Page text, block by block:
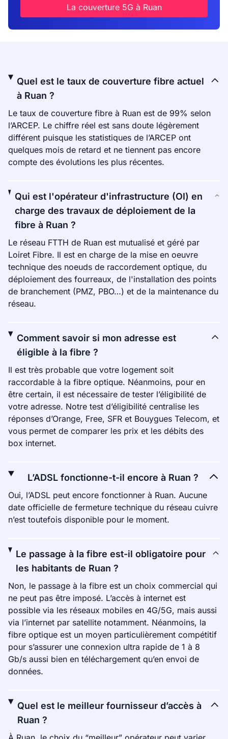
La couverture 5G à Ruan
Quel est le taux de couverture fibre actuel
à Ruan ?
Le taux de couverture fibre à Ruan est de 99% selon
l’ARCEP. Le chiffre réel est sans doute légèrement
différent puisque les statistiques de l’ARCEP ont
quelques mois de retard et ne tiennent pas encore
compte des évolutions les plus récentes.
Qui est l'opérateur d'infrastructure (OI) en
charge des travaux de déploiement de la
fibre à Ruan ?
Le réseau FTTH de Ruan est mutualisé et géré par
Loiret Fibre. Il est en charge de la mise en oeuvre
technique des noeuds de raccordement optique, du
déploiement des fourreaux, de l'installation des points
de branchement (PMZ, PBO…) et de la maintenance du
réseau.
Comment savoir si mon adresse est
éligible à la fibre ?
Il est très probable que votre logement soit
raccordable à la fibre optique. Néanmoins, pour en
être certain, il est nécessaire de tester l’éligibilité de
votre adresse. Notre test d’éligibilité centralise les
réponses d’Orange, Free, SFR et Bouygues Telecom, et
vous permet de comparer les prix et les débits des
box internet.
L’ADSL fonctionne-t-il encore à Ruan ?
Oui, l’ADSL peut encore fonctionner à Ruan. Aucune
date officielle de fermeture technique du réseau cuivre
n’est toutefois disponible pour le moment.
Le passage à la fibre est-il obligatoire pour
les habitants de Ruan ?
Non, le passage à la fibre est un choix commercial qui
ne peut pas être imposé. L’accès à internet est
possible via les réseaux mobiles en 4G/5G, mais aussi
via l’internet par satellite notamment. Néanmoins, la
fibre optique est un moyen particulièrement compétitif
pour s’assurer une connexion ultra rapide de 1 à 8
Gb/s aussi bien en téléchargement qu’en envoi de
données.
Quel est le meilleur fournisseur d’accès à
Ruan ?